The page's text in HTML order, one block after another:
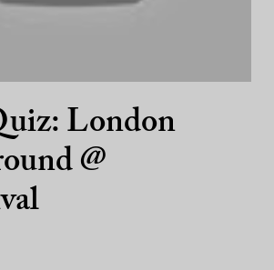
London
@